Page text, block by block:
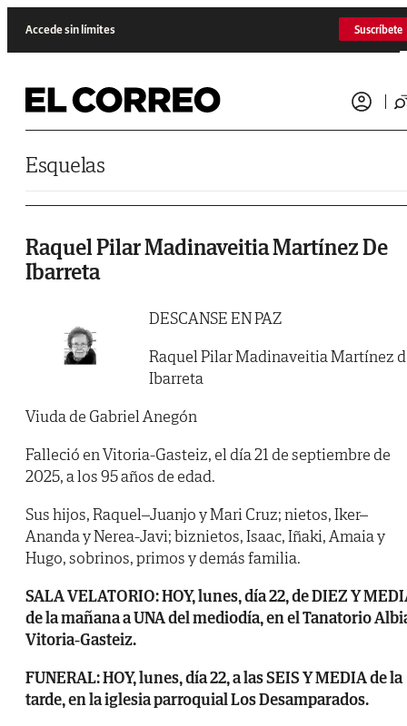
Accede sin límites Suscríbete
Esquelas
Raquel Pilar Madinaveitia Martínez De
Ibarreta
DESCANSE EN PAZ
Raquel Pilar Madinaveitia Martínez
Ibarreta
Viuda de Gabriel Anegón
Falleció en Vitoria-Gasteiz, el día 21 de septiembre de
2025, a los 95 años de edad.
Sus hijos, Raquel–Juanjo y Mari Cruz; nietos, Iker–
Ananda y Nerea-Javi; biznietos, Isaac, Iñaki, Amaia y
Hugo, sobrinos, primos y demás familia.
SALA VELATORIO: HOY, lunes, día 22, de DIEZ Y
de la mañana a UNA del mediodía, en el Tanatorio
Vitoria-Gasteiz.
FUNERAL: HOY, lunes, día 22, a las SEIS Y MEDIA de la
tarde, en la iglesia parroquial Los Desamparados.